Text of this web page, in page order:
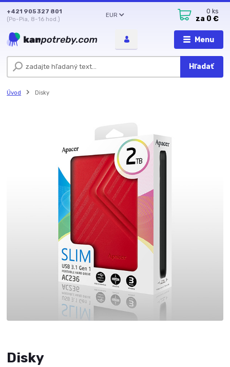
Menu
EUR
Hľadať
+421 905 327 801
(Po-Pia, 8-16 hod.)
0 ks
za 0 €
Úvod Disky
Disky